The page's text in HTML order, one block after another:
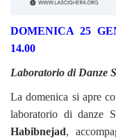
DOMENICA 25
14.00
Laboratorio di Danze
La domenica si apre
laboratorio di danze
Habibnejad,